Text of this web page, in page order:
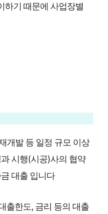
하기 때문에 사업장별
개발 등 일정 규모 이상
시행(시공)사의 협약
대출 입니다
출한도, 금리 등의 대출